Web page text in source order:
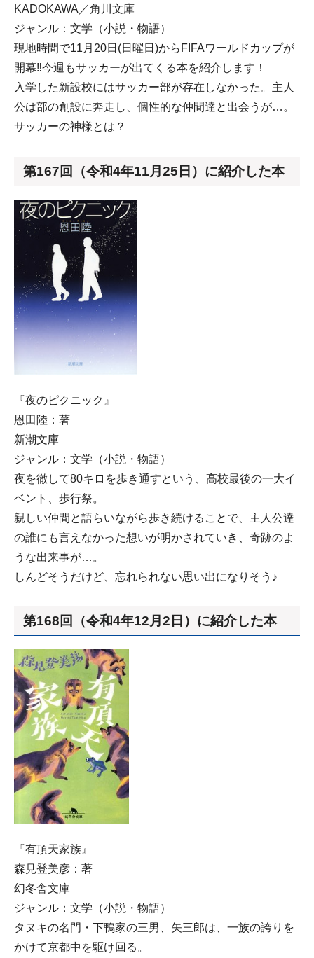
KADOKAWA／角川文庫
ジャンル：文学（小説・物語）
現地時間で11月20日(日曜日)からFIFAワールドカップが
開幕‼今週もサッカーが出てくる本を紹介します！
入学した新設校にはサッカー部が存在しなかった。主人
公は部の創設に奔走し、個性的な仲間達と出会うが…。
サッカーの神様とは？
第167回（令和4年11月25日）に紹介した本
『夜のピクニック』
恩田陸：著
新潮文庫
ジャンル：文学（小説・物語）
夜を徹して80キロを歩き通すという、高校最後の一大イ
ベント、歩行祭。
親しい仲間と語らいながら歩き続けることで、主人公達
の誰にも言えなかった想いが明かされていき、奇跡のよ
うな出来事が…。
しんどそうだけど、忘れられない思い出になりそう♪
第168回（令和4年12月2日）に紹介した本
『有頂天家族』
森見登美彦：著
幻冬舎文庫
ジャンル：文学（小説・物語）
タヌキの名門・下鴨家の三男、矢三郎は、一族の誇りを
かけて京都中を駆け回る。